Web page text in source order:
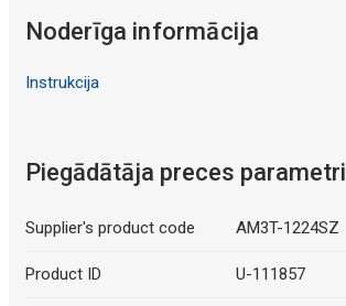
Noderīga informācija
Instrukcija
Piegādātāja preces parametri
Supplier's product code AM3T-1224SZ
Product ID U-111857